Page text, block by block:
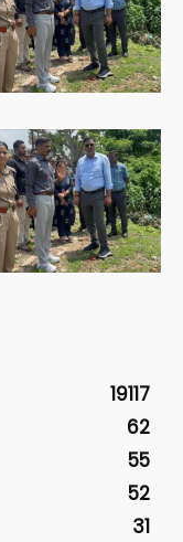
19117
62
55
52
31